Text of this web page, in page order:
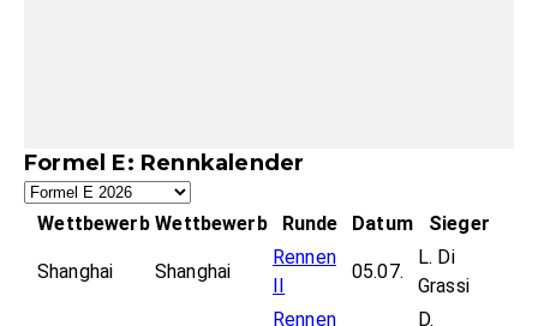
Formel E: Rennkalender
Wettbewerb Wettbewerb Runde Datum Sieger
Shanghai Shanghai
Rennen
II
05.07.
L. Di
Grassi
Rennen
D.